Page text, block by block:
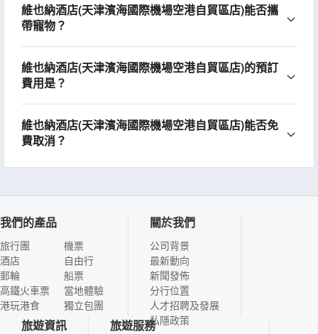
維也納酒店(天津濱海國際機場空港自貿區店)能否攜
帶寵物？
維也納酒店(天津濱海國際機場空港自貿區店)的預訂
費用是？
維也納酒店(天津濱海國際機場空港自貿區店)能否免
費取消？
我們的產品
旅行團
酒店
郵輪
高鐵火車票
港玩港食
機票
自由行
船票
當地體驗
獨立包團
關於我們
公司背景
最新動向
新聞發佈
分行位置
人才招聘及發展
私隱政策
旅遊資訊 旅遊服務